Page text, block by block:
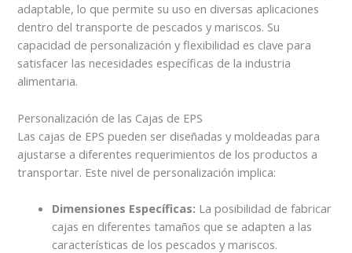
adaptable, lo que permite su uso en diversas aplicaciones
dentro del transporte de pescados y mariscos. Su
capacidad de personalización y flexibilidad es clave para
satisfacer las necesidades específicas de la industria
alimentaria.
Personalización de las Cajas de EPS
Las cajas de EPS pueden ser diseñadas y moldeadas para
ajustarse a diferentes requerimientos de los productos a
transportar. Este nivel de personalización implica:
Dimensiones Específicas: La posibilidad de fabricar
cajas en diferentes tamaños que se adapten a las
características de los pescados y mariscos.